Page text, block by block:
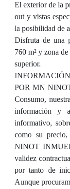
El exterior de la
out y vistas
la posibilidad de
Disfruta de una
760 m² y zona
superior.
POR MN
Consumo,
información y
informativo,
como su
NINOT
validez
por tanto de
Aunque